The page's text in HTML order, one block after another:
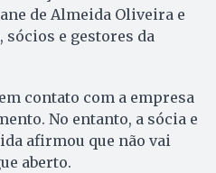
de Almeida Oliveira e
e gestores da
contato com a empresa
No entanto, a sócia e
afirmou que não vai
aberto.